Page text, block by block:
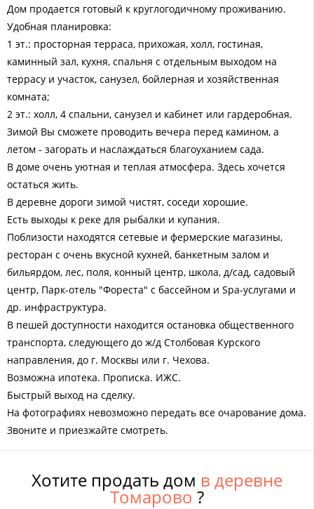
Дом продается готовый к круглогодичному проживанию.
Удобная планировка:
1 эт.: просторная терраса, прихожая, холл, гостиная,
каминный зал, кухня, спальня с отдельным выходом на
террасу и участок, санузел, бойлерная и хозяйственная
комната;
2 эт.: холл, 4 спальни, санузел и кабинет или гардеробная.
Зимой Вы сможете проводить вечера перед камином, а
летом - загорать и наслаждаться благоуханием сада.
В доме очень уютная и теплая атмосфера. Здесь хочется
остаться жить.
В деревне дороги зимой чистят, соседи хорошие.
Есть выходы к реке для рыбалки и купания.
Поблизости находятся сетевые и фермерские магазины,
ресторан с очень вкусной кухней, банкетным залом и
бильярдом, лес, поля, конный центр, школа, д/сад, садовый
центр, Парк-отель "Фореста" с бассейном и Spa-услугами и
др. инфраструктура.
В пешей доступности находится остановка общественного
транспорта, следующего до ж/д Столбовая Курского
направления, до г. Москвы или г. Чехова.
Возможна ипотека. Прописка. ИЖС.
Быстрый выход на сделку.
На фотографиях невозможно передать все очарование дома.
Звоните и приезжайте смотреть.
Хотите продать дом в деревне
Томарово ?